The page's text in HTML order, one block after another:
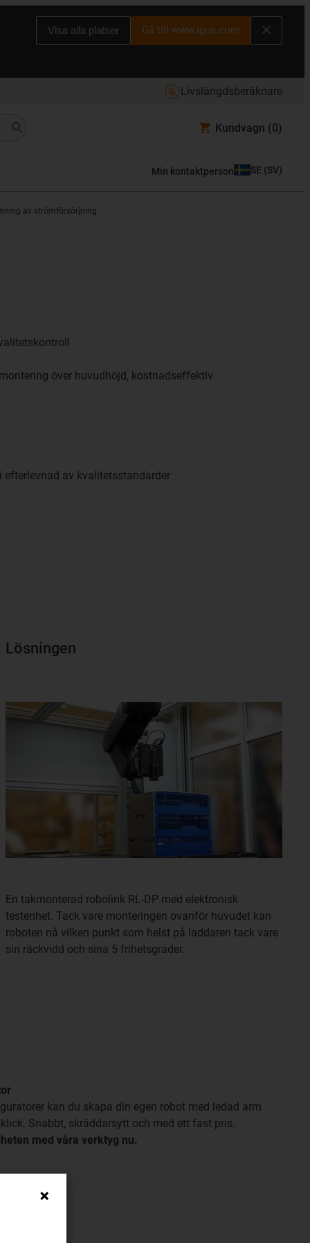
Visa alla platser Gå till www.igus.com
Livslängdsberäknare
Kundvagn (0)
Min kontaktperson SE (SV)
av strömförsörjning
över huvudhöjd, kostnadseffektiv
efterlevnad av kvalitetsstandarder
Lösningen
En takmonterad robolink RL-DP med elektronisk
testenhet. Tack vare monteringen ovanför huvudet kan
roboten nå vilken punkt som helst på laddaren tack vare
sin räckvidd och sina 5 frihetsgrader.
kan du skapa din egen robot med ledad arm
Snabbt, skräddarsytt och med ett fast pris.
med våra verktyg nu.